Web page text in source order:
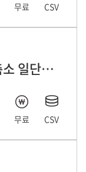
무료 CSV
아시아 기상 관측소 일단위 자료
무료 CSV